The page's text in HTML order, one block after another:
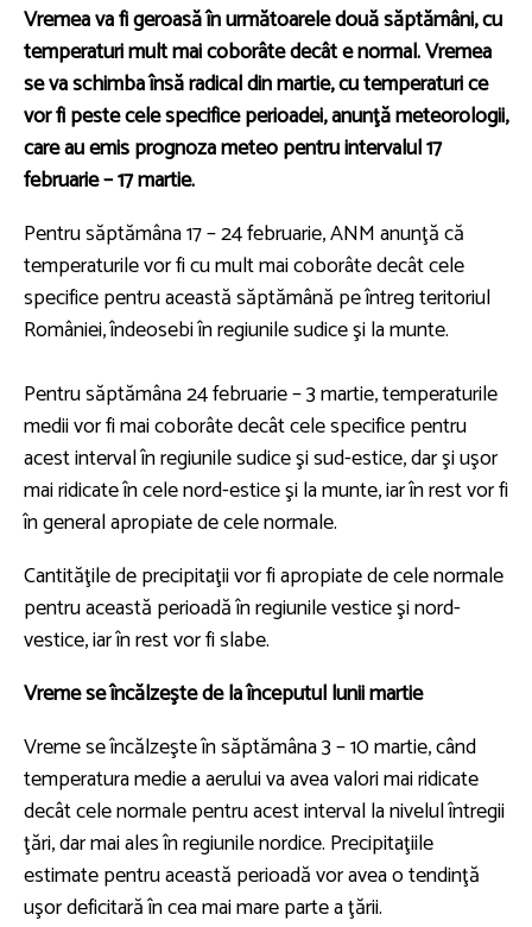
Vremea va fi geroasă în următoarele două săptămâni, cu
temperaturi mult mai coborâte decât e normal. Vremea
se va schimba însă radical din martie, cu temperaturi ce
vor fi peste cele specifice perioadei, anunţă meteorologii,
care au emis prognoza meteo pentru intervalul 17
februarie – 17 martie.
Pentru săptămâna 17 – 24 februarie, ANM anunţă că
temperaturile vor fi cu mult mai coborâte decât cele
specifice pentru această săptămână pe întreg teritoriul
României, îndeosebi în regiunile sudice şi la munte.
Pentru săptămâna 24 februarie – 3 martie, temperaturile
medii vor fi mai coborâte decât cele specifice pentru
acest interval în regiunile sudice şi sud-estice, dar şi uşor
mai ridicate în cele nord-estice şi la munte, iar în rest vor fi
în general apropiate de cele normale.
Cantităţile de precipitaţii vor fi apropiate de cele normale
pentru această perioadă în regiunile vestice şi nord-
vestice, iar în rest vor fi slabe.
Vreme se încălzeşte de la începutul lunii martie
Vreme se încălzeşte în săptămâna 3 – 10 martie, când
temperatura medie a aerului va avea valori mai ridicate
decât cele normale pentru acest interval la nivelul întregii
ţări, dar mai ales în regiunile nordice. Precipitaţiile
estimate pentru această perioadă vor avea o tendinţă
uşor deficitară în cea mai mare parte a ţării.